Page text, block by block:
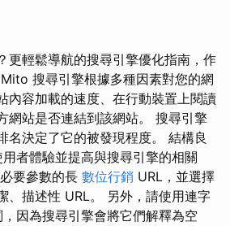
更輕鬆導航的搜尋引擎優化指南，作
搜尋引擎根據多種因素對您的網
內容加載的速度、在行動裝置上閱讀
網站是否連結到該網站。 搜尋引擎
名決定了它的被發現程度。 結構良
者體驗並提高與搜尋引擎的相關
要參數的長 數位行銷 URL，並選擇
、描述性 URL。 另外，請使用連字
因為搜尋引擎會將它們解釋為空